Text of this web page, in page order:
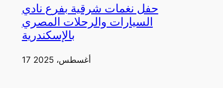
حفل نغمات شرقية بفرع نادي
السيارات والرحلات المصري
بالإسكندرية
17 أغسطس، 2025